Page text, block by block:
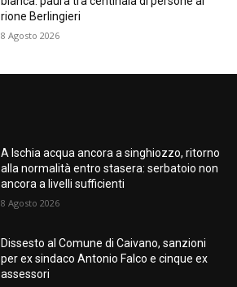
rione Berlingieri
8 Agosto 2026
A Ischia acqua ancora a singhiozzo, ritorno
alla normalità entro stasera: serbatoio non
ancora a livelli sufficienti
8 Agosto 2026
Dissesto al Comune di Caivano, sanzioni
per ex sindaco Antonio Falco e cinque ex
assessori